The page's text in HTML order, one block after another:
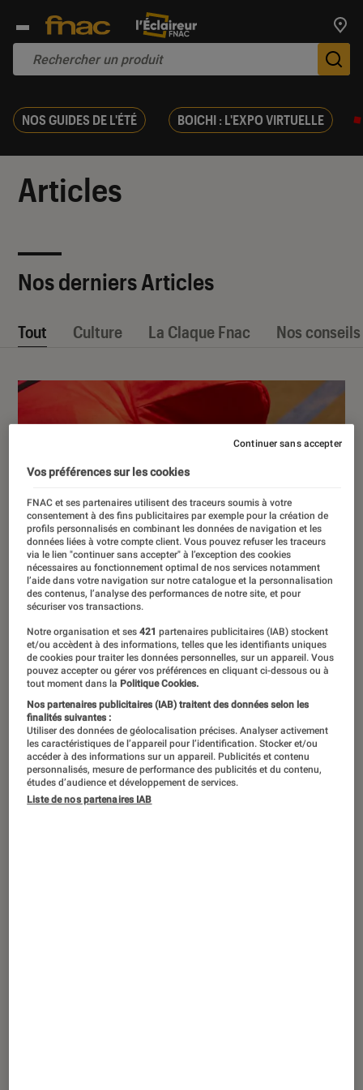
NOS GUIDES DE L'ÉTÉ BOICHI : L'EXPO VIRTUELLE
Articles
Nos derniers Articles
Tout Culture La Claque Fnac Nos conseils
Squid Game, saison 3 : rédemption ou
éternel recommencement ?
ACTU
Séries • 27 juin 2025
Vos préférences sur les cookies
FNAC et ses partenaires utilisent des traceurs soumis à votre
consentement à des fins publicitaires par exemple pour la création de
profils personnalisés en combinant les données de navigation et les
données liées à votre compte client. Vous pouvez refuser les traceurs
via le lien "continuer sans accepter" à l’exception des cookies
nécessaires au fonctionnement optimal de nos services notamment
l’aide dans votre navigation sur notre catalogue et la personnalisation
des contenus, l’analyse des performances de notre site, et pour
sécuriser vos transactions.
Notre organisation et ses421 partenaires publicitaires (IAB) stockent
et/ou accèdent à des informations, telles que les identifiants uniques
de cookies pour traiter les données personnelles, sur un appareil. Vous
pouvez accepter ou gérer vos préférences en cliquant ci-dessous ou à
tout moment dans la Politique Cookies.
Nos partenaires publicitaires (IAB) traitent des données selon les
finalités suivantes :
Utiliser des données de géolocalisation précises. Analyser activement
les caractéristiques de l’appareil pour l’identification. Stocker et/ou
accéder à des informations sur un appareil. Publicités et contenu
personnalisés, mesure de performance des publicités et du contenu,
études d’audience et développement de services.
Liste de nos partenaires IAB
Continuer sans accepter